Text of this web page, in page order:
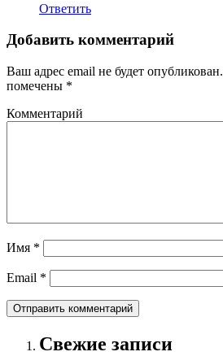
Ответить
Добавить комментарий
Ваш адрес email не будет опубликован.
помечены *
Комментарий
Имя *
Email *
Свежие записи